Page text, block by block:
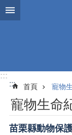
跳到主要內容區塊
:::
:::
首頁 寵物
寵物生命
苗栗縣動物保